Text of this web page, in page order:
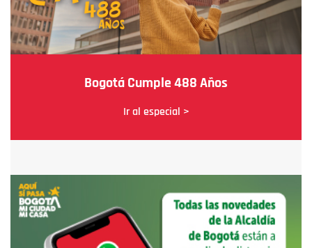
Bogotá Cumple 488 Años
Ir al especial >